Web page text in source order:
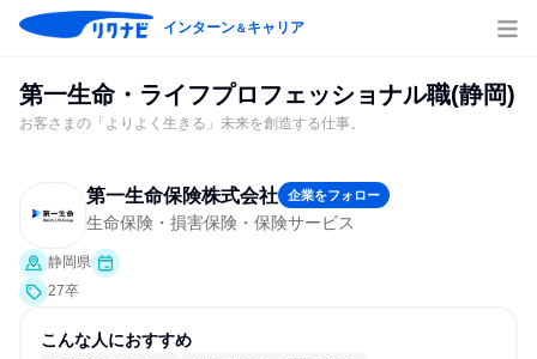
インターン＆キャリア
第一生命・ライフプロフェッショナル職(静岡)
お客さまの「よりよく生きる」未来を創造する仕事。
第一生命保険株式会社 企業をフォロー
生命保険・損害保険・保険サービス
静岡県
27卒
こんな人におすすめ